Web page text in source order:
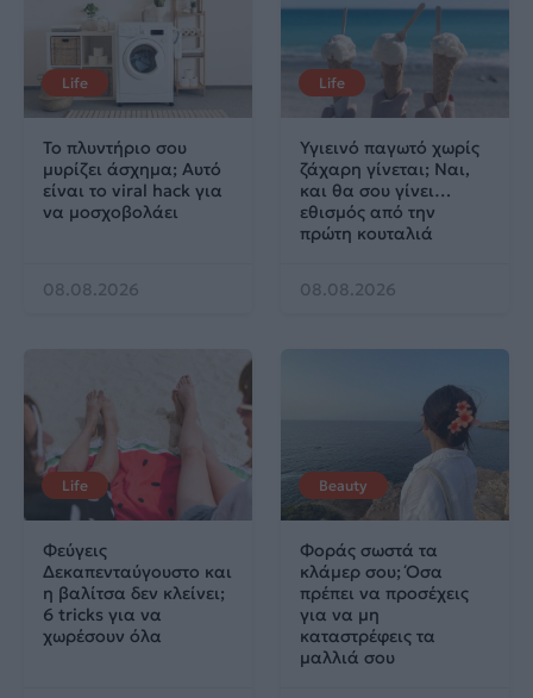
Life
Το πλυντήριο σου
μυρίζει άσχημα; Αυτό
είναι το viral hack για
να μοσχοβολάει
08.08.2026
Life
Υγιεινό παγωτό χωρίς
ζάχαρη γίνεται; Ναι,
και θα σου γίνει…
εθισμός από την
πρώτη κουταλιά
08.08.2026
Life
Φεύγεις
Δεκαπενταύγουστο και
η βαλίτσα δεν κλείνει;
6 tricks για να
χωρέσουν όλα
Beauty
Φοράς σωστά τα
κλάμερ σου; Όσα
πρέπει να προσέχεις
για να μη
καταστρέφεις τα
μαλλιά σου